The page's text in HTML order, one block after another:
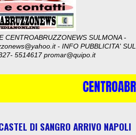
CENTROABRUZZONEWS SULMONA -
- INFO PUBBLICITA' SUL
5514617 promar@quipo.it
DI SANGRO ARRIVO NAPOLI